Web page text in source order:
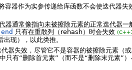
器作为实参传递给库函数不会使迭代器失
通常像指向未被擦除元素的正常迭代器一
只有在重散列（rehash）时会失效
现），以此类推。
器失效，尽管它不是容器的被擦除元素（
有“删除首元素”（而不是“删除末元素”）